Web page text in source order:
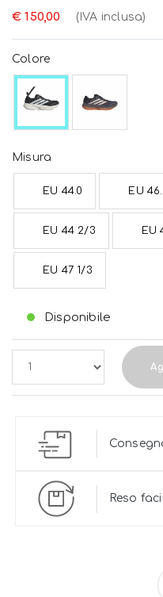
€ 150,00 (IVA inclusa)
Colore
Misura
EU 44.0 EU
EU 44 2/3 EU
EU 47 1/3
Disponibile
Reso